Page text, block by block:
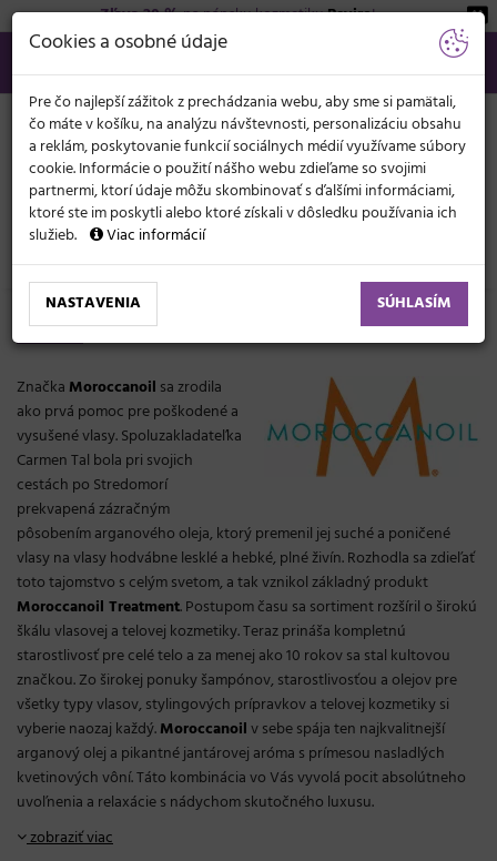
Zľava 20 %na pánsku kozmetikuBeviro!
02/21 201 099
info@svetkadernictva.sk
Po−pia: 8−17
Všetko o nákupe €
KATEGÓRIE
MENU
Značky Moroccanoil
Moroccanoil
Značka Moroccanoil sa zrodila
ako prvá pomoc pre poškodené a
vysušené vlasy. Spoluzakladateľka
Carmen Tal bola pri svojich
cestách po Stredomorí
prekvapená zázračným
pôsobením arganového oleja, ktorý premenil jej suché a poničené
vlasy na vlasy hodvábne lesklé a hebké, plné živín. Rozhodla sa zdieľať
toto tajomstvo s celým svetom, a tak vznikol základný produkt
Moroccanoil Treatment. Postupom času sa sortiment rozšíril o širokú
škálu vlasovej a telovej kozmetiky. Teraz prináša kompletnú
starostlivosť pre celé telo a za menej ako 10 rokov sa stal kultovou
značkou. Zo širokej ponuky šampónov, starostlivosťou a olejov pre
všetky typy vlasov, stylingových prípravkov a telovej kozmetiky si
vyberie naozaj každý.Moroccanoilv sebe spája ten najkvalitnejší
arganový olej a pikantné jantárovej aróma s prímesou nasladlých
kvetinových vôní. Táto kombinácia vo Vás vyvolá pocit absolútneho
uvoľnenia a relaxácie s nádychom skutočného luxusu.
zobraziť viac
Cookies a osobné údaje
Pre čo najlepší zážitok z prechádzania webu, aby sme si pamätali,
čo máte v košíku, na analýzu návštevnosti, personalizáciu obsahu
a reklám, poskytovanie funkcií sociálnych médií využívame súbory
cookie. Informácie o použití nášho webu zdieľame so svojimi
partnermi, ktorí údaje môžu skombinovať s ďalšími informáciami,
ktoré ste im poskytli alebo ktoré získali v dôsledku používania ich
služieb.
Viac informácií
NASTAVENIA SÚHLASÍM